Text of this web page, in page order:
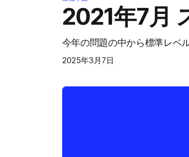
2021年7月
今年の問題の中から標準レベ
2025年3月7日